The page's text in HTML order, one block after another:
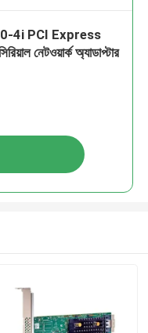
4i PCI Express
নেটওয়ার্ক অ্যাডাপ্টার